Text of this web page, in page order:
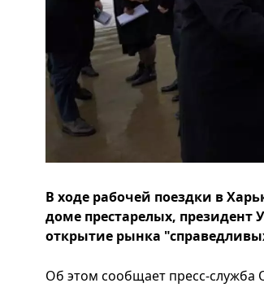
В ходе рабочей поездки в
доме престарелых,
открытие рынка
Об этом сообщает пресс-служба